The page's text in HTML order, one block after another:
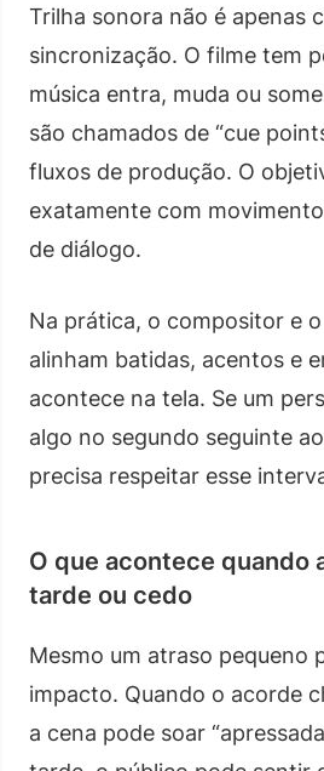
Trilha sonora não é apenas
sincronização. O filme tem
música entra, muda ou
são chamados de “cue
fluxos de produção. O
exatamente com
de diálogo.
Na prática, o compositor e
alinham batidas, acentos e
acontece na tela. Se um
algo no segundo seguinte
precisa respeitar esse
O que acontece quando
tarde ou cedo
Mesmo um atraso pequeno
impacto. Quando o acorde
a cena pode soar